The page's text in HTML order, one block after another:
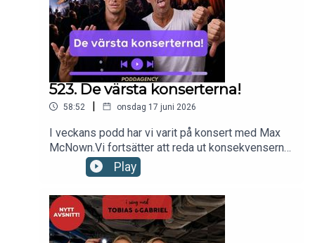
523. De värsta konserterna!
58:52 | onsdag 17 juni 2026
I veckans podd har vi varit på konsert med Max
McNown.Vi fortsätter att reda ut konsekvenserna
av den nya tandläkarförsäkringen.Vi firar Sofia
Wistam 60år i Köpenhamnoch Kungen &
värsta konserter.Nu kör vi!kontakt:
hello@poddagency.comI säng med Tobias &
Gabriel produceras av Poddagency
Play